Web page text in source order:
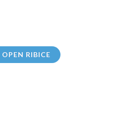
OPEN RIBICE